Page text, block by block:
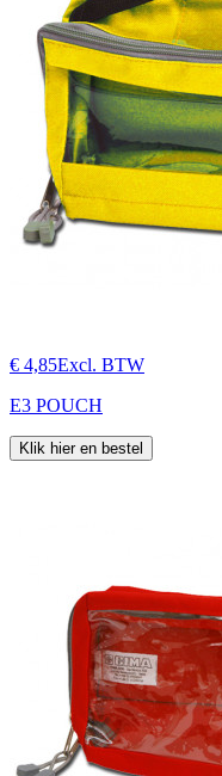
€ 4,85Excl. BTW
E3 POUCH
Klik hier en bestel